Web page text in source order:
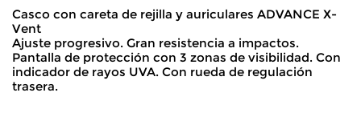
Casco con careta de rejilla y auriculares ADVANCE X-
Vent
Ajuste progresivo. Gran resistencia a impactos.
Pantalla de protección con 3 zonas de visibilidad. Con
indicador de rayos UVA. Con rueda de regulación
trasera.